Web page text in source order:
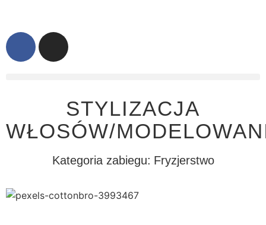
STYLIZACJA
WŁOSÓW/
Kategoria zabiegu: Fryzjerstwo